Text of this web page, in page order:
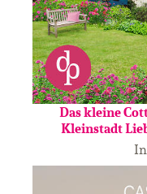
Das kleine
Kleinstadt